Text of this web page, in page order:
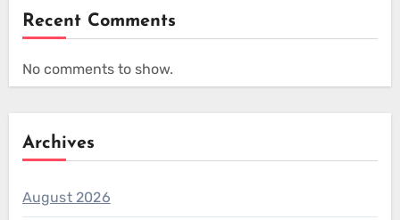
Recent Comments
No comments to show.
Archives
August 2026